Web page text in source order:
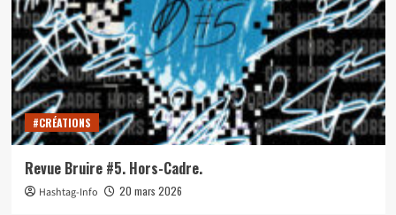
#CRÉATIONS
Revue Bruire #5. Hors-Cadre.
Hashtag-Info 20 mars 2026